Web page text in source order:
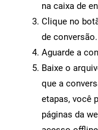
na caixa de
Clique no
de conversão.
Aguarde a
Baixe o
que a
etapas, você
páginas da